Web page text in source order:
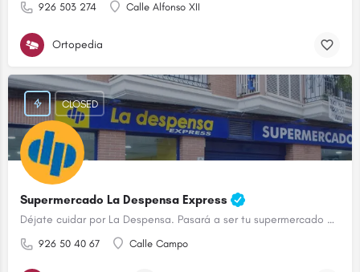
926 503 274 Calle Alfonso XII
Ortopedia
Supermercado La Despensa Express
Déjate cuidar por La Despensa. Pasará a ser tu supermercado de confianza.
926 50 40 67 Calle Campo
CLOSED